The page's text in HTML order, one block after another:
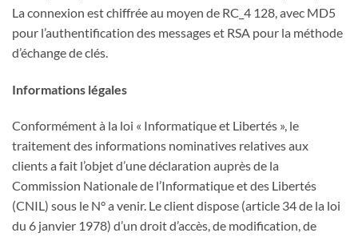
La connexion est chiffrée au moyen de RC_4 128, avec MD5
pour l’authentification des messages et RSA pour la méthode
d’échange de clés.
Informations légales
Conformément à la loi « Informatique et Libertés », le
traitement des informations nominatives relatives aux
clients a fait l’objet d’une déclaration auprès de la
Commission Nationale de l’Informatique et des Libertés
(CNIL) sous le N° a venir. Le client dispose (article 34 de la loi
du 6 janvier 1978) d’un droit d’accès, de modification, de